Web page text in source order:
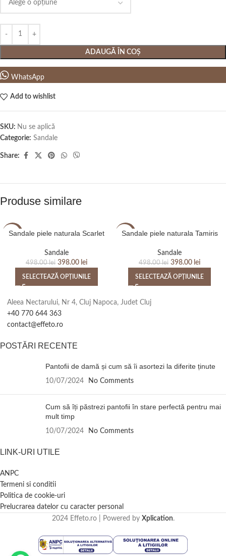
ADAUGĂ ÎN COȘ
WhatsApp
Add to wishlist
SKU: Nu se aplică
Categorie: Sandale
Share:
Produse similare
-20%
Sandale piele naturala Scarlet
Sandale
498.00lei 398.00 lei
SELECTEAZĂ OPȚIUNILE
-20%
Sandale piele naturala Tamiris
Sandale
498.00lei 398.00 lei
SELECTEAZĂ OPȚIUNILE
Aleea Nectarului, Nr 4, Cluj Napoca, Judet Cluj
+40 770 644 363
contact@effeto.ro
POSTĂRI RECENTE
Pantofii de damă și cum să îi asortezi la diferite ținute
10/07/2024 No Comments
Cum să îți păstrezi pantofii în stare perfectă pentru mai
mult timp
10/07/2024 No Comments
LINK-URI UTILE
ANPC
Termeni si conditii
Politica de cookie-uri
Prelucrarea datelor cu caracter personal
2024 Effeto.ro | Powered by Xplication.